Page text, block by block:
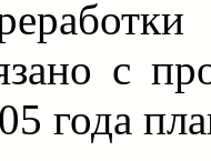
с
года